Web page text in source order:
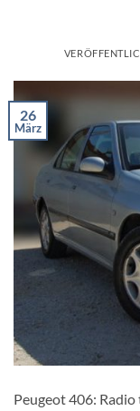
26
März
Peugeot 406: